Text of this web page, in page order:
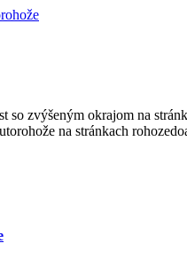
zvýšeným okrajom na
na stránkach